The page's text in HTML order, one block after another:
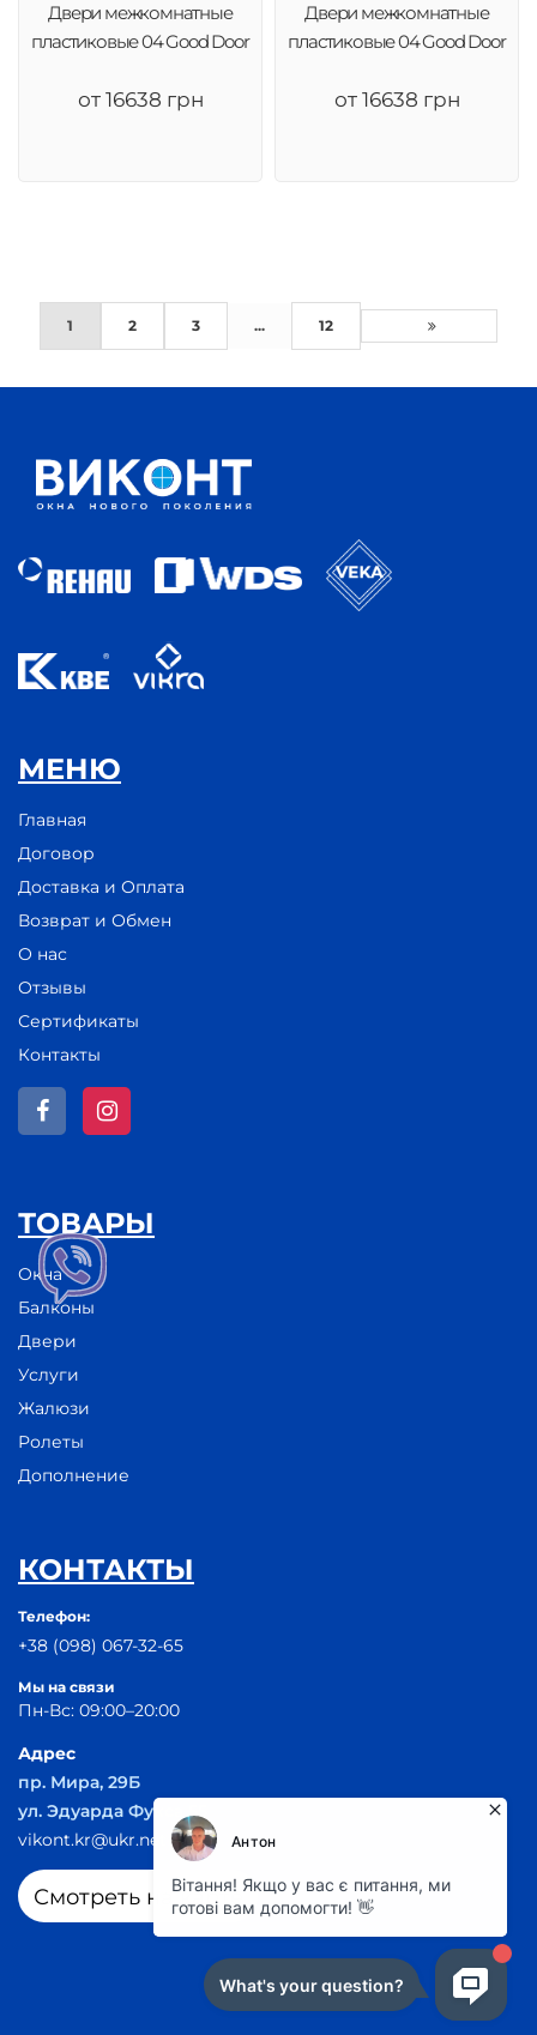
Двери межкомнатные
пластиковые 04 Good Door
от 16638 грн
Двери межкомнатные
пластиковые 04 Good Door
от 16638 грн
1 2 3 ... 12
МЕНЮ
Главная
Договор
Доставка и Оплата
Возврат и Обмен
О нас
Отзывы
Сертификаты
Контакты
ТОВАРЫ
Окна
Балконы
Двери
Услуги
Жалюзи
Ролеты
Дополнение
КОНТАКТЫ
Телефон:
+38 (098) 067-32-65
Мы на связи
Пн-Вс: 09:00–20:00
Адрес
пр. Мира, 29Б
ул. Эдуарда Фукса 55
vikont.kr@ukr.net
Смотреть на карте